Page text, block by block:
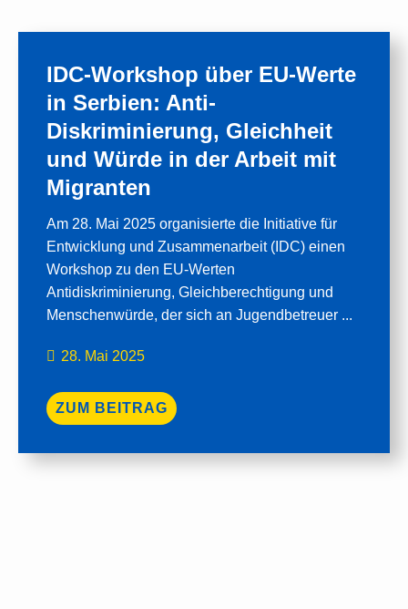
IDC-Workshop über EU-Werte
in Serbien: Anti-
Diskriminierung, Gleichheit
und Würde in der Arbeit mit
Migranten
Am 28. Mai 2025 organisierte die Initiative für
Entwicklung und Zusammenarbeit (IDC) einen
Workshop zu den EU-Werten
Antidiskriminierung, Gleichberechtigung und
Menschenwürde, der sich an Jugendbetreuer ...
28. Mai 2025
ZUM BEITRAG